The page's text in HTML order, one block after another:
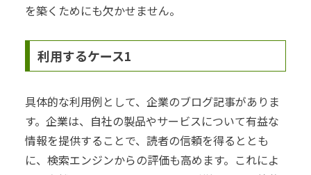
を築くためにも欠かせません。
利用するケース1
具体的な利用例として、企業のブログ記事がありま
す。企業は、自社の製品やサービスについて有益な
情報を提供することで、読者の信頼を得るととも
に、検索エンジンからの評価も高めます。これによ